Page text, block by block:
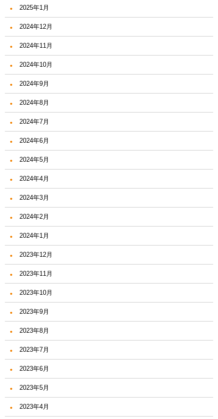
2025年1月
2024年12月
2024年11月
2024年10月
2024年9月
2024年8月
2024年7月
2024年6月
2024年5月
2024年4月
2024年3月
2024年2月
2024年1月
2023年12月
2023年11月
2023年10月
2023年9月
2023年8月
2023年7月
2023年6月
2023年5月
2023年4月